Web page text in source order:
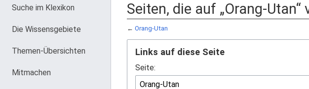
Seiten, die auf „Orang-Utan“
← Orang-Utan
Links auf diese Seite
Seite:
Suche im Klexikon
Die Wissensgebiete
Themen-Übersichten
Mitmachen